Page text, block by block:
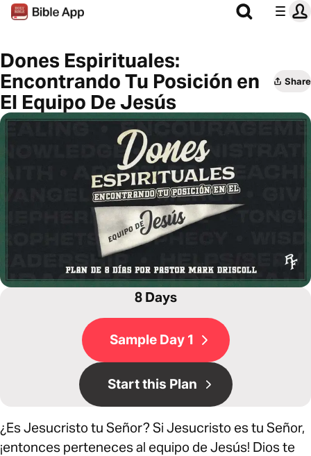
Dones Espirituales:
Encontrando Tu Posición en
El Equipo De Jesús
Share
8 Days
Sample Day 1
Start this Plan
¿Es Jesucristo tu Señor? Si Jesucristo es tu Señor,
¡entonces perteneces al equipo de Jesús! Dios te